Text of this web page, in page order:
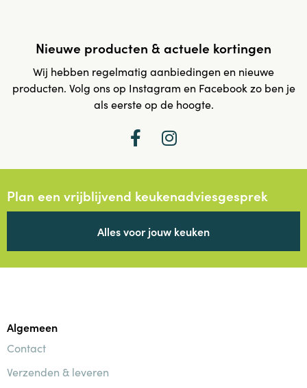
Nieuwe producten & actuele kortingen
Wij hebben regelmatig aanbiedingen en nieuwe
producten. Volg ons op Instagram en Facebook zo ben je
als eerste op de hoogte.
Plan een vrijblijvend keukenadviesgesprek
Alles voor jouw keuken
Algemeen
Contact
Verzenden & leveren